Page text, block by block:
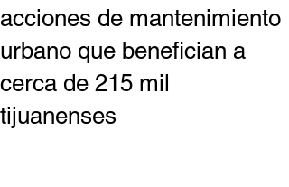
acciones de mantenimiento
urbano que benefician a
cerca de 215 mil
tijuanenses